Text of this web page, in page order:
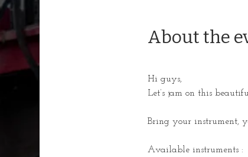
About the
Hi guys,
Let’s jam on this
Bring your instrument,
Available instruments :